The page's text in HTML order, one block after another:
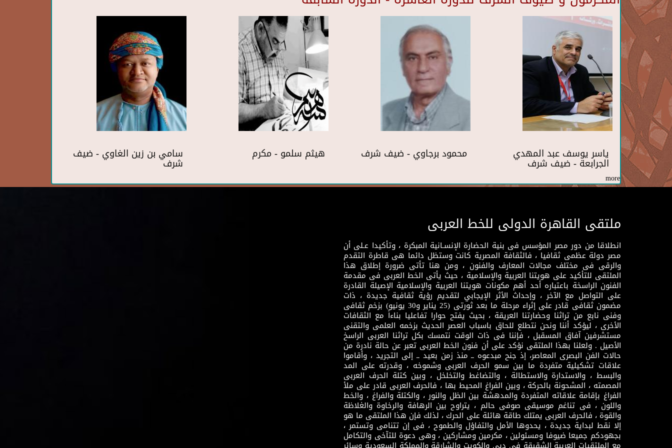
سامي بن زين الغاوي - ضيف
شرف
هيثم سلمو - مكرم محمود برجاوي - ضيف شرف ياسر يوسف عبد المهدي
الجرابعة - ضيف شرف
more
ملتقى القاهرة الدولى للخط العربى
انطلاقا من دور مصر المؤسس فى بنية الحضارة الإنسـانية المبكرة ، وتأكيدا عـلى أن
مصر دولة عظمى ثقافيا ، فالثقافة المصرية كانت وستظل دائما هى قاطرة التقدم
والرقى فى مختلف مجالات المعارف والفنون ، ومن هنا تأتى ضرورة إطلاق هذا
الملتقى للتأكيد على هويتنا العربية والإسلامية ، حيث يأتى الخط العربى فى مقدمة
الفنون الراسخة باعتباره أحد أهم مكونات هويتنا العربية والإسلامية الإصيلة القادرة
على التواصل مع الآخر ، وإحداث الأثر الإيجابي لتقديم رؤية ثقافية جديدة ، ذات
مضمون ثقافى قادر على إثراء مرحلة ما بعد ثورتى (25 يناير و30 يونيو) بزخم ثقافى
وفنى نابع من تراثنا وحضارتنا العريقة ، بحيث يفتح حوارا تفاعليا بناءاً مع الثقافات
الأخرى ، ليؤكد أننا ونحن نتطلع للحاق باسباب العصر الحديث بزخمه العلمى والتقنى
مستشرفين آفاق المسقبل ، فإننا فى ذات الوقت نتمسك بكل تراثنا العربى الراسخ
الأصيل . ولعلنا بهذا الملتقى نؤكد على أن فنون الخط العربى تعبر عن حالة نادرة من
حالات الفن البصرى المعاصر، إذ جنح مبدعوه ــ منذ زمن بعيد ــ إلى التجريد ، وأقاموا
علاقات تشكيلية متفردة ما بين سمو الحرف العربى وشموخه ، وقدرته على المد
والبسط ، والاستدارة والاستطالة ، والتضاغط والتخلخل ، وبين كتلة الحرف العربى
المصمته ، المشحونة بالحركة ، وبين الفراغ المحيط بها ، فالحرف العربى قادر على ملأ
الفراغ بإقامة علاقاته المتفردة والمدهشة بين الظل والنور ، والكتلة والفراغ ، والخط
واللون ، فى تناغم موسيقى صوفى حالم ، يتراوح بين الرهافة والرخاوة والغلاظة
والقوة ، فالحرف العربى يمتلك طاقة هائلة على الحرك ، لذلك فإن هذا الملتقى ما هو
إلا نقط لبداية جديدة ، يحدوها الأمل والتفاؤل والطموح ، فى إن تتنامى وتستمر ،
بجهودكم جميعا ضيوفا ومسئولين ، مكرمين ومشاركين ، وهى دعوة للتآخى والتكامل